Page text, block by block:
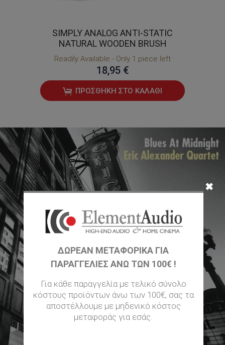
SIMPLY ANALOG ANTI-STATIC
NATURAL WOODEN BRUSH
Readily Available - Only 1 piece left
18,95 €
ΠΡΟΣΘΉΚΗ ΣΤΟ ΚΑΛΆΘΙ
✖
ΔΩΡΕΑΝ ΜΕΤΑΦΟΡΙΚΆ ΓΙΑ
ΠΑΡΑΓΓΕΛΊΕΣ ΆΝΩ ΤΩΝ 100€ !
Για κάθε παραγγελία με τελικό σύνολο
κόστους προϊόντων άνω των 100€, σας τα
αποστέλλουμε με μηδενικό κόστος
μεταφοράς για εσάς.